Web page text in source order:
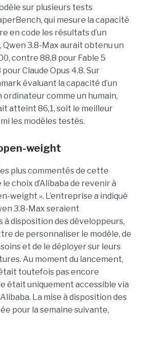
sur plusieurs tests
qui mesure la capacité
en code les résultats d’un
3.8-Max aurait obtenu un
contre 88,8 pour Fable 5
Claude Opus 4.8. Sur
évaluant la capacité d’un
ordinateur comme un humain,
atteint 86,1, soit le meilleur
les modèles testés.
weight
plus commentés de cette
choix d’Alibaba de revenir à
weight ». L’entreprise a indiqué
3.8-Max seraient
à disposition des développeurs,
de personnaliser le modèle, de
et de le déployer sur leurs
Au moment du lancement,
toutefois pas encore
était uniquement accessible via
La mise à disposition des
pour la semaine suivante,